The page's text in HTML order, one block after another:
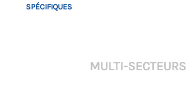
SPÉCIFIQUES
MULTI-SECTEURS